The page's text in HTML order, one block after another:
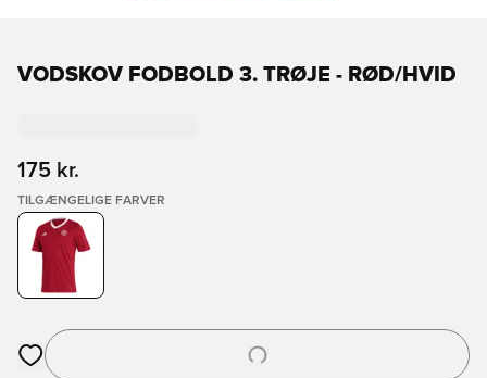
VODSKOV FODBOLD 3. TRØJE - RØD/HVID
175 kr.
TILGÆNGELIGE FARVER
Åbner en Modal til at logge ind eller tilmelde dig som medlem